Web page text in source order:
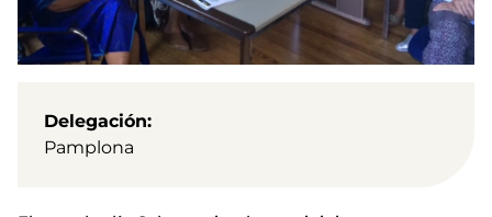
Delegación
Pamplona